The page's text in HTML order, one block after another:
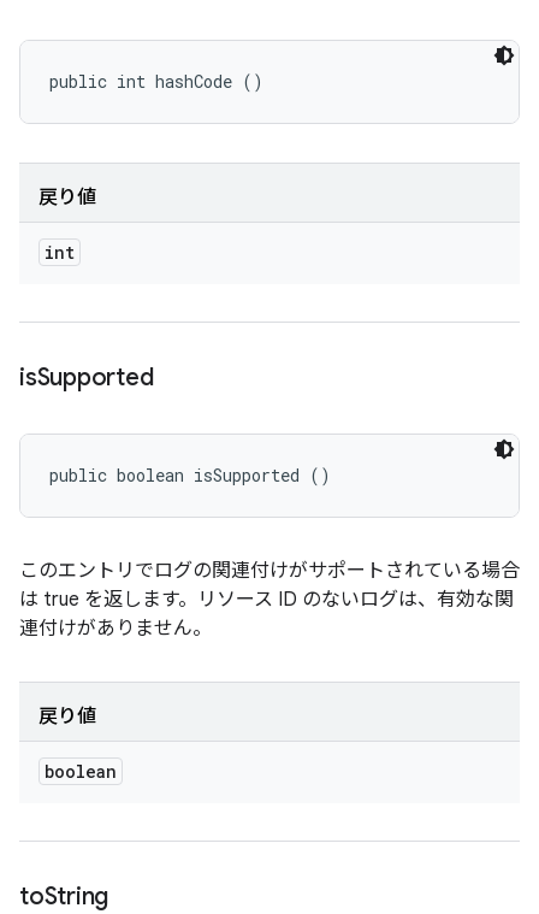
public int hashCode ()
戻り値
int
isSupported
public boolean isSupported ()
このエントリでログの関連付けがサポートされている場合
は true を返します。リソース ID のないログは、有効な関
連付けがありません。
戻り値
boolean
toString